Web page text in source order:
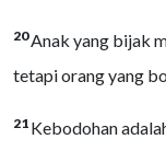
20Anak yang bijak
tetapi orang yang
21 Kebodohan